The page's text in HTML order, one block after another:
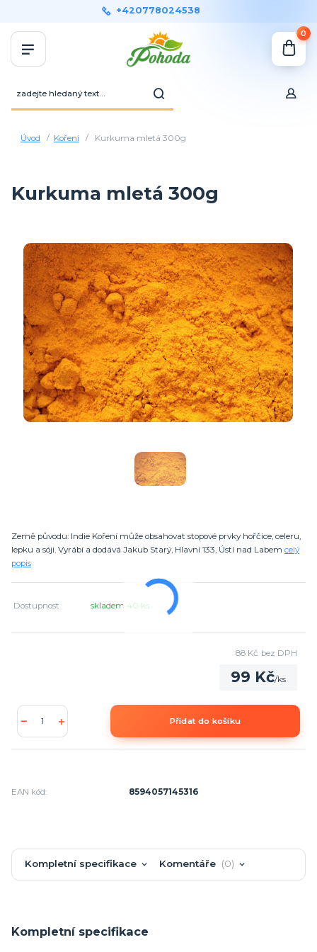
+420778024538
0
Úvod Koření Kurkuma mletá 300g
Kurkuma mletá 300g
Země původu: Indie Koření může obsahovat stopové prvky hořčice, celeru,
lepku a sóji. Vyrábí a dodává Jakub Starý, Hlavní 133, Ústí nad Labem celý
popis
Dostupnost skladem 40 ks
99 Kč/ks
88 Kč bez DPH
Přidat do košíku
EAN kód: 8594057145316
Kompletní specifikace Komentáře 0
Kompletní specifikace